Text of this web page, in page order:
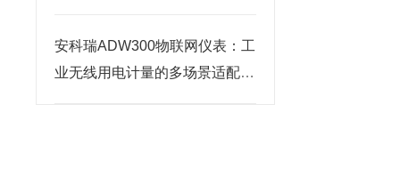
安科瑞ADW300物联网仪表：工
业无线用电计量的多场景适配方